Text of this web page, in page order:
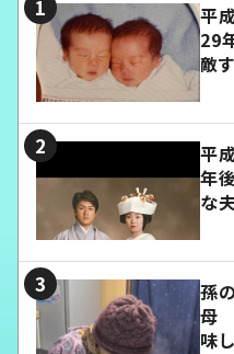
平
29
敵
平
年
な
孫
母
味